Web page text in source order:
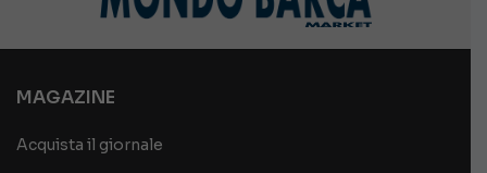
MAGAZINE
Acquista il giornale